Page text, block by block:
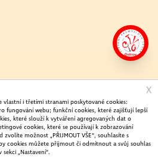
X
i třetími stranami poskytované cookies:
fungování webu; funkční cookies, které zajišťují lepší
které slouží k vytváření agregovaných dat o
cookies, které se používají k zobrazování
možnost „PŘIJMOUT VŠE“, souhlasíte s
cookies můžete přijmout či odmítnout a svůj souhlas
„Nastavení“.